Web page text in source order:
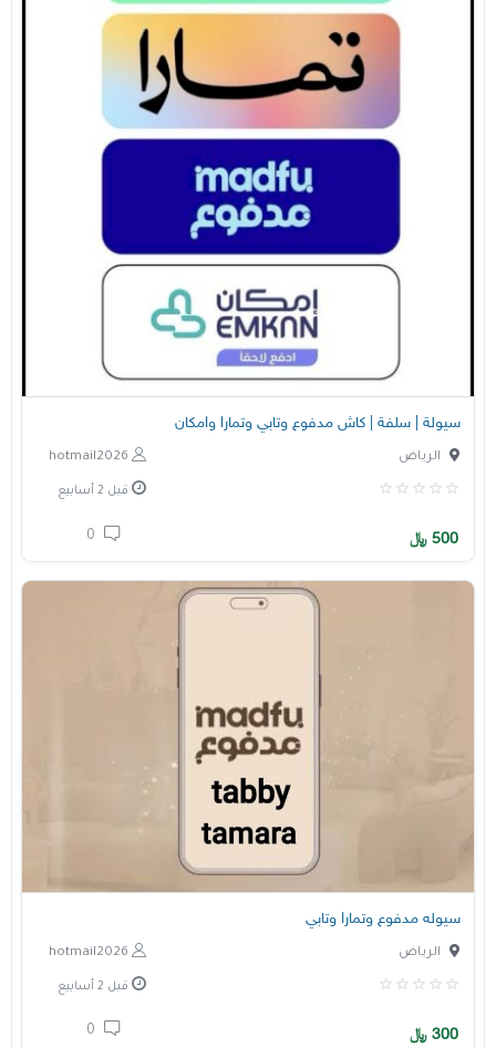
سيولة | سلفة | كاش مدفوع وتابي وتمارا وامكان
hotmail2026 الرياض
قبل 2 أسابيع
500 ﷼
سيوله مدفوع وتمارا وتابي
hotmail2026 الرياض
قبل 2 أسابيع
300 ﷼